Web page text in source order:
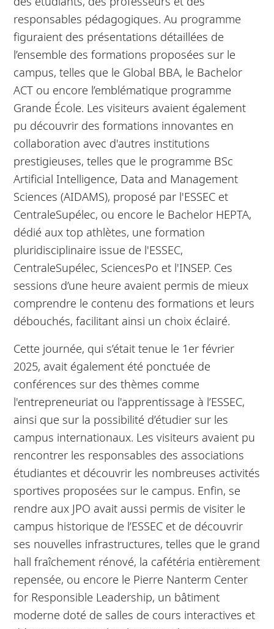
responsables pédagogiques. Au programme
figuraient des présentations détaillées de
l’ensemble des formations proposées sur le
campus, telles que le Global BBA, le Bachelor
ACT ou encore l’emblématique programme
Grande École. Les visiteurs avaient également
pu découvrir des formations innovantes en
collaboration avec d'autres institutions
prestigieuses, telles que le programme BSc
Artificial Intelligence, Data and Management
Sciences (AIDAMS), proposé par l'ESSEC et
CentraleSupélec, ou encore le Bachelor HEPTA,
dédié aux top athlètes, une formation
pluridisciplinaire issue de l'ESSEC,
CentraleSupélec, SciencesPo et l'INSEP. Ces
sessions d’une heure avaient permis de mieux
comprendre le contenu des formations et leurs
débouchés, facilitant ainsi un choix éclairé.
Cette journée, qui s’était tenue le 1er février
2025, avait également été ponctuée de
conférences sur des thèmes comme
l'entrepreneuriat ou l'apprentissage à l’ESSEC,
ainsi que sur la possibilité d’étudier sur les
campus internationaux. Les visiteurs avaient pu
rencontrer les responsables des associations
étudiantes et découvrir les nombreuses activités
sportives proposées sur le campus. Enfin, se
rendre aux JPO avait aussi permis de visiter le
campus historique de l’ESSEC et de découvrir
ses nouvelles infrastructures, telles que le grand
hall fraîchement rénové, la cafétéria entièrement
repensée, ou encore le Pierre Nanterm Center
for Responsible Leadership, un bâtiment
moderne doté de salles de cours interactives et